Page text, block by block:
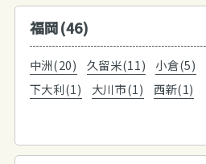
福岡(46)
中洲(20) 久留米(11) 小倉(5)
下大利(1)
大川市(1)
西新(1)